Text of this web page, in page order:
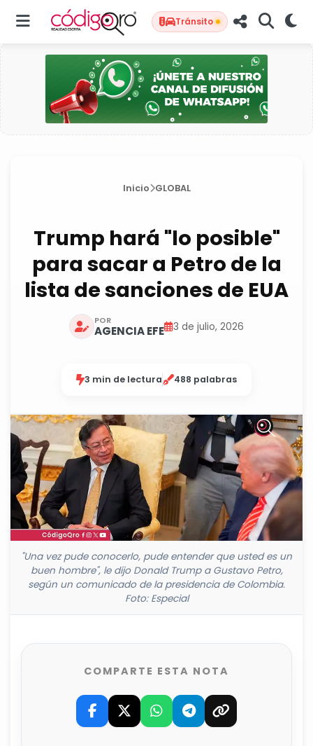
Tránsito
Inicio GLOBAL
Trump hará "lo posible"
para sacar a Petro de la
lista de sanciones de EUA
POR
AGENCIA EFE 3 de julio, 2026
3 min de lectura 488 palabras
"Una vez pude conocerlo, pude entender que usted es un
buen hombre", le dijo Donald Trump a Gustavo Petro,
según un comunicado de la presidencia de Colombia.
Foto: Especial
COMPARTE ESTA NOTA